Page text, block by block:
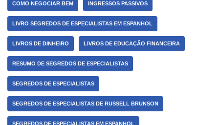
COMO NEGOCIAR BEM INGRESSOS PASSIVOS
LIVRO SEGREDOS DE ESPECIALISTAS EM ESPANHOL
LIVROS DE DINHEIRO LIVROS DE EDUCAÇÃO FINANCEIRA
RESUMO DE SEGREDOS DE ESPECIALISTAS
SEGREDOS DE ESPECIALISTAS
SEGREDOS DE ESPECIALISTAS DE RUSSELL BRUNSON
SEGREDOS DE ESPECIALISTAS EM ESPANHOL